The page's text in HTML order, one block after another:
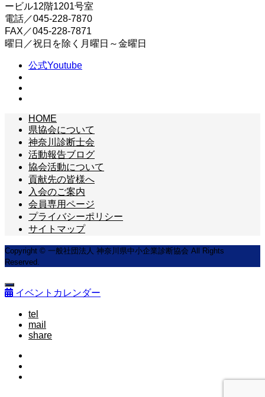
ービル12階1201号室
電話／045-228-7870
FAX／045-228-7871
曜日／祝日を除く月曜日～金曜日
公式Youtube
HOME
県協会について
神奈川診断士会
活動報告ブログ
協会活動について
貢献先の皆様へ
入会のご案内
会員専用ページ
プライバシーポリシー
サイトマップ
Copyright © 一般社団法人 神奈川県中小企業診断協会 All Rights
Reserved.
イベントカレンダー
tel
mail
share